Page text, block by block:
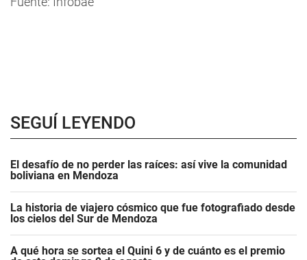
SEGUÍ LEYENDO
El desafío de no perder las raíces: así vive la comunidad
boliviana en Mendoza
La historia de viajero cósmico que fue fotografiado desde
los cielos del Sur de Mendoza
A qué hora se sortea el Quini 6 y de cuánto es el premio